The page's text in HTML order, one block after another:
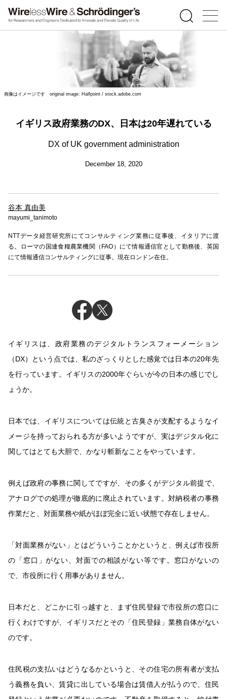
画像はイメージです original image: Halfpoint / stock.adobe.com
イギリス政府業務のDX、日本は20年遅れている
DX of UK government administration
December 18, 2020
谷本 真由美
mayumi_tanimoto
NTTデータ経営研究所にてコンサルティング業務に従事後、イタリアに渡
る。ローマの国連食糧農業機関（FAO）にて情報通信官として勤務後、英国
にて情報通信コンサルティングに従事。現在ロンドン在住。
イギリスは、政府業務のデジタルトランスフォーメーション
（DX）という点では、私のざっくりとした感覚では日本の20年先
を行っています。イギリスの2000年ぐらいが今の日本の感じでし
ょうか。
日本では、イギリスについては伝統と古臭さが支配するようなイ
メージを持っておられる方が多いようですが、実はデジタル化に
関してはとても大胆で、かなり斬新なことをやっています。
例えば政府の事務に関してですが、その多くがデジタル前提で、
アナログでの処理が徹底的に廃止されています。対納税者の事務
作業だと、対面業務や紙がほぼ完全に近い状態で存在しません。
「対面業務がない」とはどういうことかというと、例えば市役所
の「窓口」がない、対面での相談がない等です。窓口がないの
で、市役所に行く用事がありません。
日本だと、どこかに引っ越すと、まず住民登録で市役所の窓口に
行くわけですが、イギリスだとその「住民登録」業務自体がない
のです。
住民税の支払いはどうなるかというと、その住宅の所有者が支払
う義務を負い、賃貸に出している場合は賃借人が払うので、住民